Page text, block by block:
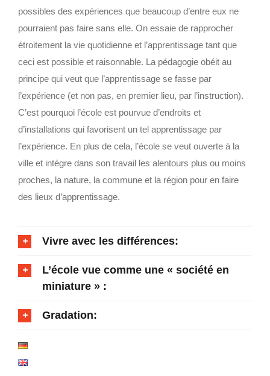
possibles des expériences que beaucoup d’entre eux ne
pourraient pas faire sans elle. On essaie de rapprocher
étroitement la vie quotidienne et l’apprentissage tant que
ceci est possible et raisonnable. La pédagogie obéit au
principe qui veut que l’apprentissage se fasse par
l’expérience (et non pas, en premier lieu, par l’instruction).
C’est pourquoi l’école est pourvue d’endroits et
d’installations qui favorisent un tel apprentissage par
l’expérience. En plus de cela, l’école se veut ouverte à la
ville et intègre dans son travail les alentours plus ou moins
proches, la nature, la commune et la région pour en faire
des lieux d’apprentissage.
Vivre avec les différences:
L’école vue comme une « société en
miniature » :
Gradation: